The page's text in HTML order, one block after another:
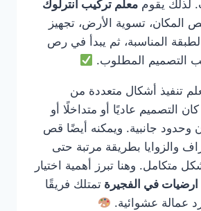
لذلك يقوم معلم تركيب انترلوك
المكان، تسوية الأرض، تجهيز
المناسبة، ثم يبدأ في رص
التصميم المطلوب.
تنفيذ أشكال متعددة من
كان التصميم عاديًا أو متداخلًا أو
وحدود جانبية. ويمكنه أيضًا قص
والزوايا بطريقة مرتبة حتى
متكامل. وهنا تبرز أهمية اختيار
ارضيات في الفجيرة تمتلك فريقًا
عمالة عشوائية.